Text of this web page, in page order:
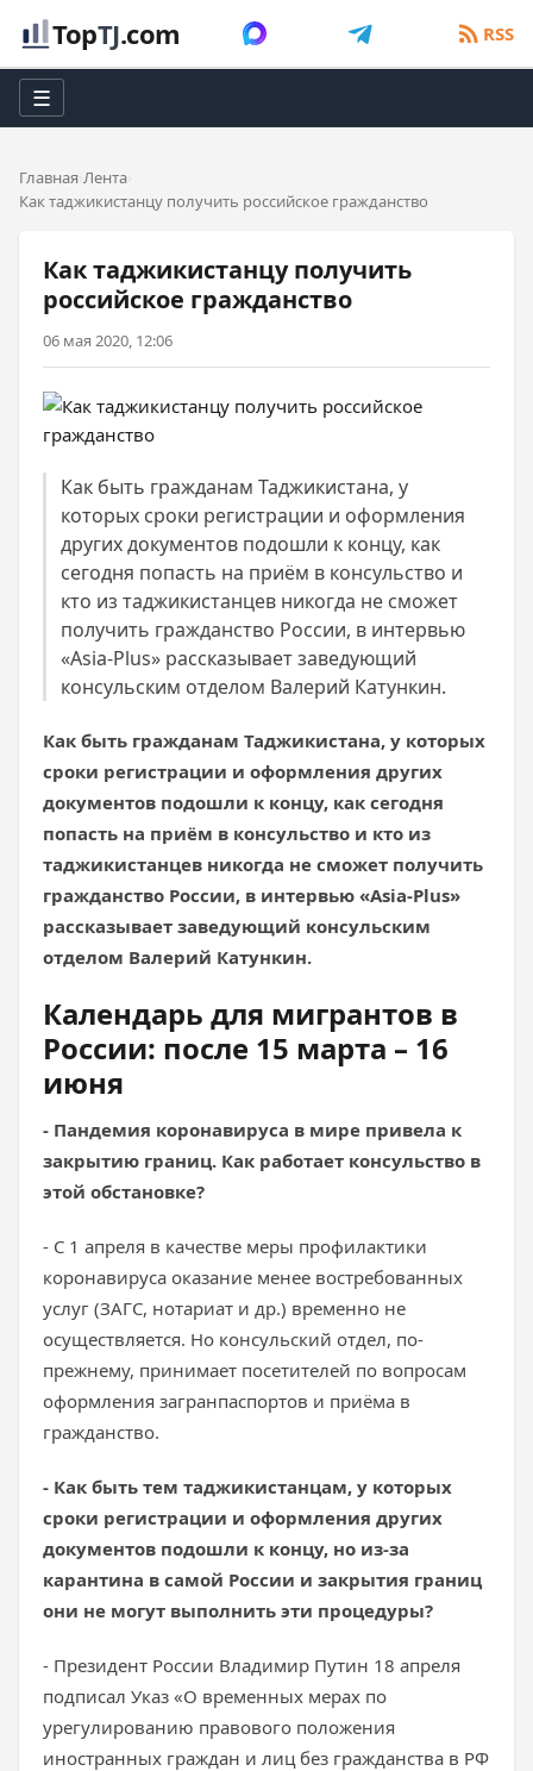
TopTJ.com RSS
☰
Главная Лента
Как таджикистанцу получить российское гражданство
Как таджикистанцу получить
российское гражданство
06 мая 2020, 12:06
Как быть гражданам Таджикистана, у
которых сроки регистрации и оформления
других документов подошли к концу, как
сегодня попасть на приём в консульство и
кто из таджикистанцев никогда не сможет
получить гражданство России, в интервью
«Asia-Plus» рассказывает заведующий
консульским отделом Валерий Катункин.
Как быть гражданам Таджикистана, у которых
сроки регистрации и оформления других
документов подошли к концу, как сегодня
попасть на приём в консульство и кто из
таджикистанцев никогда не сможет получить
гражданство России, в интервью «Asia-Plus»
рассказывает заведующий консульским
отделом Валерий Катункин.
Календарь для мигрантов в
России: после 15 марта – 16
июня
- Пандемия коронавируса в мире привела к
закрытию границ. Как работает консульство в
этой обстановке?
- С 1 апреля в качестве меры профилактики
коронавируса оказание менее востребованных
услуг (ЗАГС, нотариат и др.) временно не
осуществляется. Но консульский отдел, по-
прежнему, принимает посетителей по вопросам
оформления загранпаспортов и приёма в
гражданство.
- Как быть тем таджикистанцам, у которых
сроки регистрации и оформления других
документов подошли к концу, но из-за
карантина в самой России и закрытия границ
они не могут выполнить эти процедуры?
- Президент России Владимир Путин 18 апреля
подписал Указ «О временных мерах по
урегулированию правового положения
иностранных граждан и лиц без гражданства в РФ